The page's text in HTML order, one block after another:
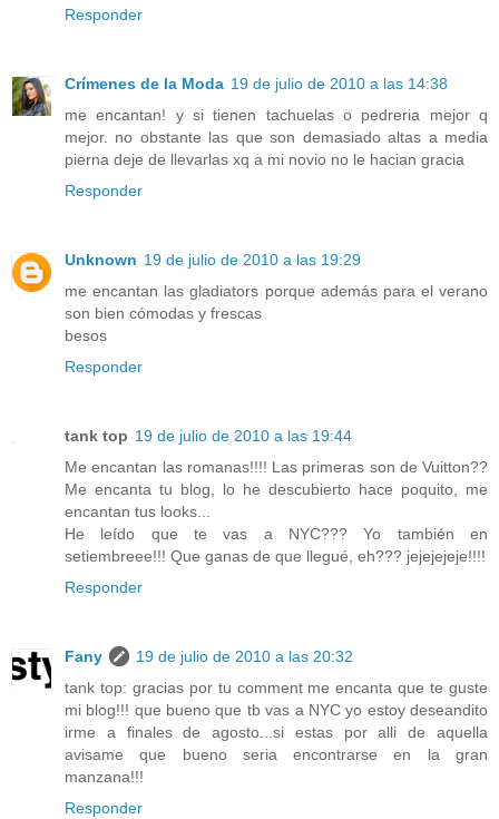
Responder
Crímenes de la Moda 19 de julio de 2010 a las 14:38
me encantan! y si tienen tachuelas o pedreria mejor q
mejor. no obstante las que son demasiado altas a media
pierna deje de llevarlas xq a mi novio no le hacian gracia
Responder
Unknown 19 de julio de 2010 a las 19:29
me encantan las gladiators porque además para el verano
son bien cómodas y frescas
besos
Responder
tank top 19 de julio de 2010 a las 19:44
Me encantan las romanas!!!! Las primeras son de Vuitton??
Me encanta tu blog, lo he descubierto hace poquito, me
encantan tus looks...
He leído que te vas a NYC??? Yo también en
setiembreee!!! Que ganas de que llegué, eh??? jejejejeje!!!!
Responder
Fany
19 de julio de 2010 a las 20:32
tank top: gracias por tu comment me encanta que te guste
mi blog!!! que bueno que tb vas a NYC yo estoy deseandito
irme a finales de agosto...si estas por alli de aquella
avisame que bueno seria encontrarse en la gran
manzana!!!
Responder